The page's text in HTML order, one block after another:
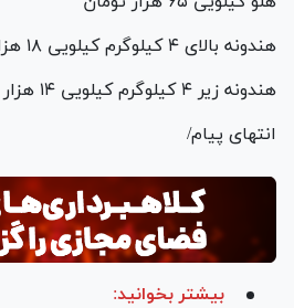
هندونه بالای ۴ کیلوگرم کیلویی ۱۸ هزار و ۵۰۰ تومان
هندونه زیر ۴ کیلوگرم کیلویی ۱۴ هزار و ۵۰۰ تومان
انتهای پیام/
بیشتر بخوانید: